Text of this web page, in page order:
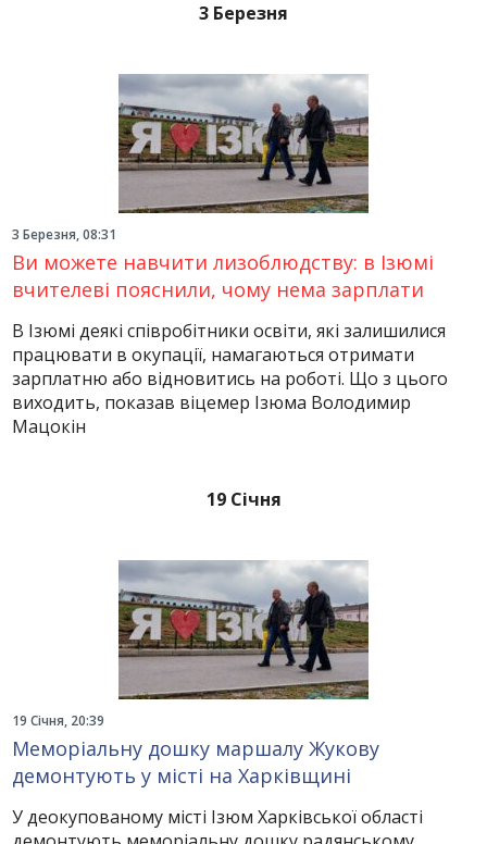
3 Березня
3 Березня, 08:31
Ви можете навчити лизоблюдству: в Ізюмі
вчителеві пояснили, чому нема зарплати
В Ізюмі деякі співробітники освіти, які залишилися
працювати в окупації, намагаються отримати
зарплатню або відновитись на роботі. Що з цього
виходить, показав віцемер Ізюма Володимир
Мацокін
19 Січня
19 Січня, 20:39
Меморіальну дошку маршалу Жукову
демонтують у місті на Харківщині
У деокупованому місті Ізюм Харківської області